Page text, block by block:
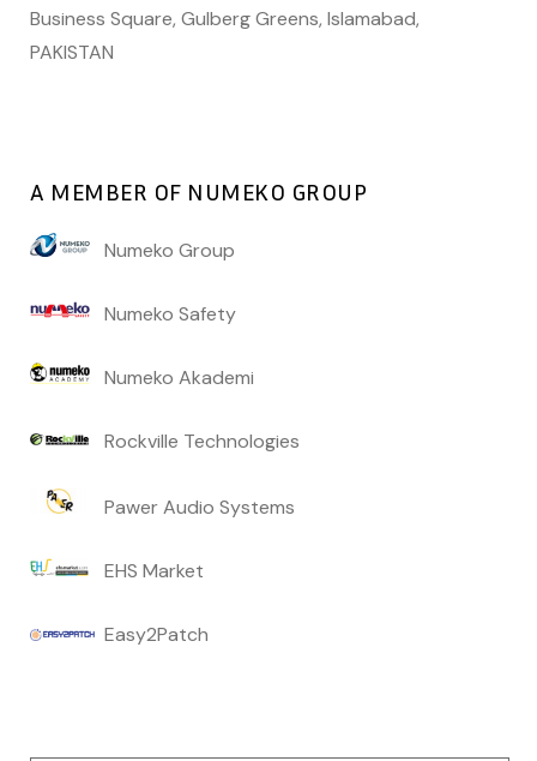
Business Square, Gulberg Greens, Islamabad,
PAKISTAN
A MEMBER OF NUMEKO GROUP
Numeko Group
Numeko Safety
Numeko Akademi
Rockville Technologies
Pawer Audio Systems
EHS Market
Easy2Patch